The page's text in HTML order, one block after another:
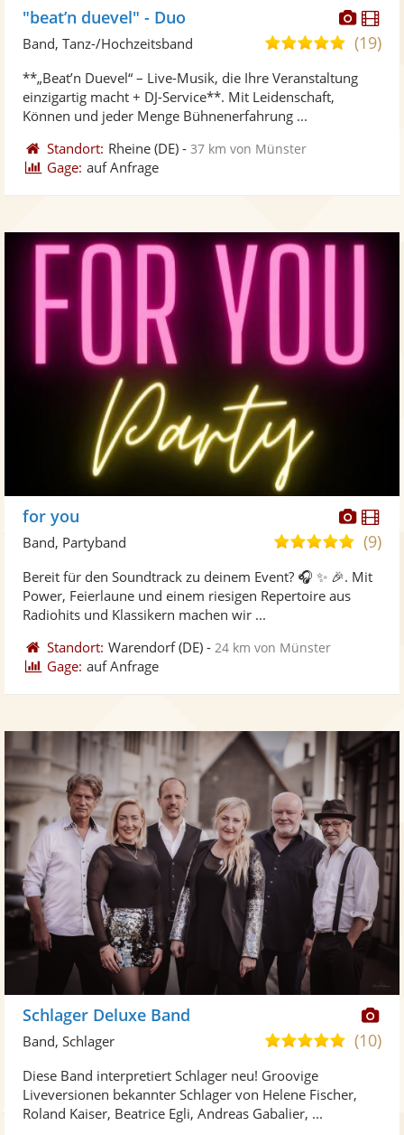
Fotos
"beat’n duevel" - Duo
5,0
5
(19)
Band, Tanz-/Hochzeitsband
**„Beat’n Duevel“ – Live-Musik, die Ihre Veranstaltung
einzigartig macht + DJ-Service**. Mit Leidenschaft,
Können und jeder Menge Bühnenerfahrung ...
Standort: Rheine (DE) -37 km von Münster
Gage: auf Anfrage
Fotos
for you
4,9
5
(9)
Band, Partyband
Bereit für den Soundtrack zu deinem Event? 🎧 ✨ 🎉. Mit
Power, Feierlaune und einem riesigen Repertoire aus
Radiohits und Klassikern machen wir ...
Standort: Warendorf(DE) - 24 km von Münster
Gage: auf Anfrage
Schlager Deluxe Band
5,0
Sternen
(10)
Band, Schlager
Diese Band interpretiert Schlager neu! Groovige
Liveversionen bekannter Schlager von Helene Fischer,
Roland Kaiser, Beatrice Egli, Andreas Gabalier, ...